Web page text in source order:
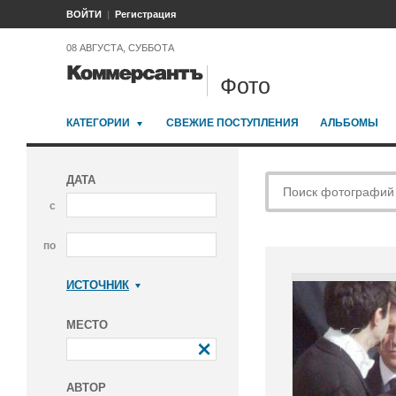
ВОЙТИ Регистрация
08 АВГУСТА, СУББОТА
Фото
КАТЕГОРИИ СВЕЖИЕ ПОСТУПЛЕНИЯ АЛЬБОМЫ
ДАТА
с
по
ИСТОЧНИК
МЕСТО
АВТОР